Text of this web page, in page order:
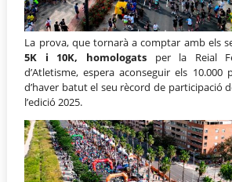
La prova, que tornarà a comptar amb els
5K i 10K, homologatsper la Reial
d’Atletisme, espera aconseguir els 10.000
d’haver batut el seu rècord de participació
l’edició 2025.